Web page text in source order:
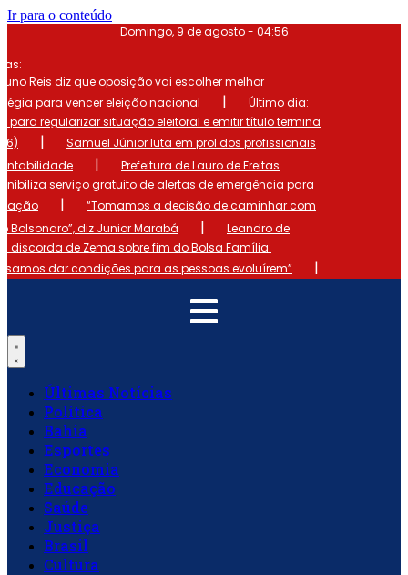
Ir para o conteúdo
Domingo, 9 de agosto - 04:56
Reis diz que oposição vai escolher melhor
para vencer eleição nacional
|
Último dia:
para regularizar situação eleitoral e emitir título termina
|
Samuel Júnior luta em prol dos profissionais
|
Prefeitura de Lauro de Freitas
serviço gratuito de alertas de emergência para
|
“Tomamos a decisão de caminhar com
Bolsonaro”, diz Junior Marabá
|
Leandro de
discorda de Zema sobre fim do Bolsa Família:
dar condições para as pessoas evoluírem”
|
Últimas Notícias
Política
Bahia
Esportes
Economia
Educação
Saúde
Justiça
Brasil
Cultura